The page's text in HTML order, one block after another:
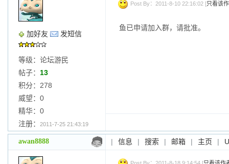
加好友 发短信
等级：论坛游民
帖子： 13
积分：278
威望：0
精华：0
注册：
2011-7-25 21:43:19
Post By：2011-8-10 22:16:02 [只看该
鱼已申请加入群，请批准。
awan8888 | 信息 | 搜索 | 邮箱 | 主页 |